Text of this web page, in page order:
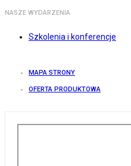
NASZE WYDARZENIA
Szkolenia i konferencje
MAPA STRONY
OFERTA PRODUKTOWA